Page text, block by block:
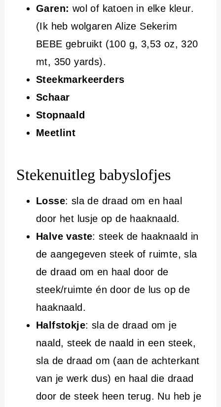
Garen: wol of katoen in elke kleur.
(Ik heb wolgaren Alize Sekerim
BEBE gebruikt (100 g, 3,53 oz, 320
mt, 350 yards).
Steekmarkeerders
Schaar
Stopnaald
Meetlint
Stekenuitleg babyslofjes
Losse: sla de draad om en haal
door het lusje op de haaknaald.
Halve vaste: steek de haaknaald in
de aangegeven steek of ruimte, sla
de draad om en haal door de
steek/ruimte én door de lus op de
haaknaald.
Halfstokje: sla de draad om je
naald, steek de naald in een steek,
sla de draad om (aan de achterkant
van je werk dus) en haal die draad
door de steek heen terug. Nu heb je